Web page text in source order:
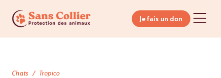
Je fais un don
Chats Tropico